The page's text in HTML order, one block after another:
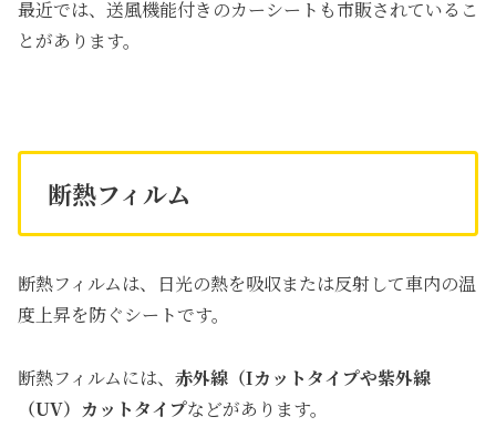
最近では、送風機能付きのカーシートも市販されているこ
とがあります。
断熱フィルム
断熱フィルムは、日光の熱を吸収または反射して車内の温
度上昇を防ぐシートです。
断熱フィルムには、 赤外線（Iカットタイプや紫外線
（UV）カットタイプなどがあります。